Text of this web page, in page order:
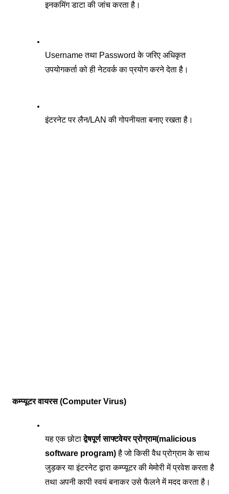
इनकमिंग डाटा की जांच करता है।
Username तथा Password के जरिए अधिकृत
उपयोगकर्ता को ही नेटवर्क का प्रयोग करने देता है।
इंटरनेट पर लैन/LAN की गोपनीयता बनाए रखता है।
कम्प्यूटर वायरस (Computer Virus)
यह एक छोटा द्वेषपूर्ण साफ्टवेयर प्रोग्राम(malicious
software program) है जो किसी वैध प्रोग्राम के साथ
जुड़कर या इंटरनेट द्वारा कम्प्यूटर की मेमोरी में प्रवेश करता है
तथा अपनी कापी स्वयं बनाकर उसे फैलने में मदद करता है।